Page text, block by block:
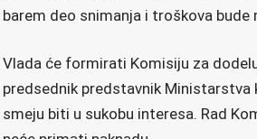
barem deo snimanja i troškova
Vlada će formirati Komisiju za
predsednik predstavnik Ministarstva
smeju biti u sukobu interesa. Rad